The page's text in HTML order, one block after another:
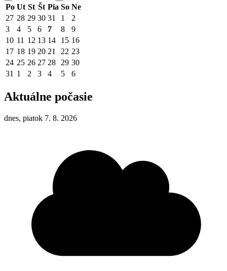
Po Ut St Št Pia So Ne
27 28 29 30 31 1
2
3
4 5 6 7 8
9
10 11 12 13 14 15 16
17 18 19 20 21 22 23
24 25 26 27 28 29 30
31 1 2 3 4 5 6
Aktuálne počasie
dnes, piatok 7. 8. 2026